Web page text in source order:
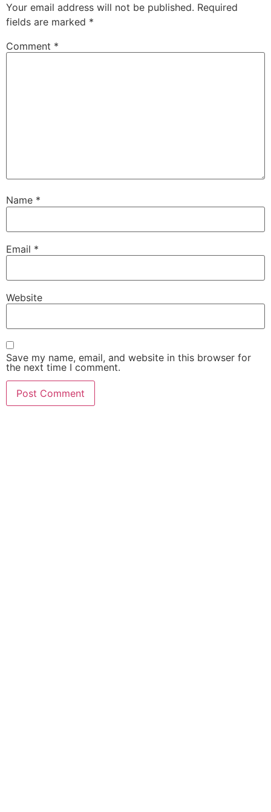
Your email address will not be published. Required
fields are marked *
Comment *
Name *
Email *
Website
Save my name, email, and website in this browser for
the next time I comment.